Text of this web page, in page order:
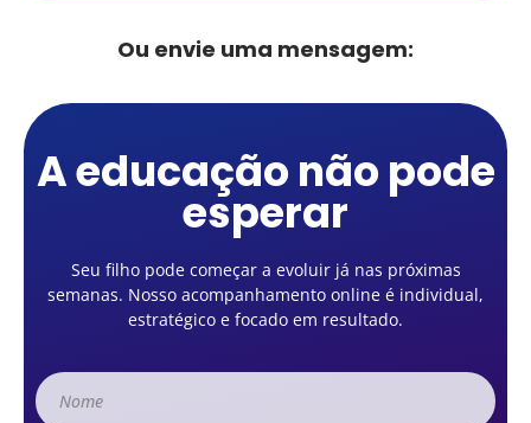
Ou envie uma mensagem:
A educação não pode
esperar
Seu filho pode começar a evoluir já nas próximas
semanas. Nosso acompanhamento online é individual,
estratégico e focado em resultado.